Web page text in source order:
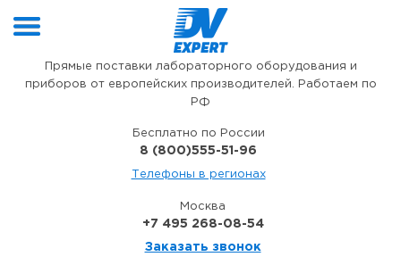
Прямые поставки лабораторного оборудования и
приборов от европейских производителей. Работаем по
РФ
Бесплатно по России
8 (800)555-51-96
Телефоны в регионах
Москва
+7 495 268-08-54
Заказать звонок